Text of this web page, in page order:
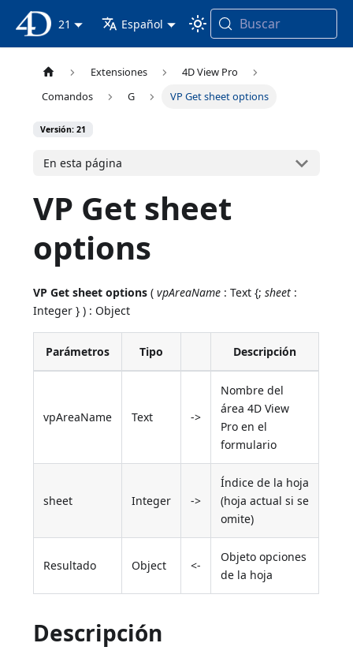
Documentación 4D
21 Español Buscar
Extensiones
4D View Pro
Comandos
G VP Get sheet options
Versión: 21
En esta página
VP Get sheet
options
VP Get sheet options (vpAreaName : Text {;sheet :
Integer } ) : Object
Parámetros Tipo Descripción
vpAreaName Text ->
Nombre del
área 4D View
Pro en el
formulario
sheet Integer ->
Índice de la hoja
(hoja actual si se
omite)
Resultado Object <-
Objeto opciones
de la hoja
Descripción